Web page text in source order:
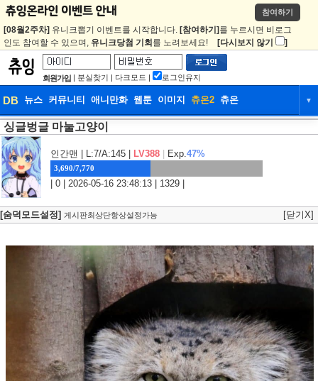
참여하기
[08월2주차] 유니크뽑기 이벤트를 시작합니다. [참여하기] 를 누르시면 비로그
인도 참여할 수 있으며, 유니크당첨 기회 를 노려보세요! [다시보지 않기 ]
회원가입 | 분실찾기 | 다크모드 | 로그인유지
DB 뉴스 커뮤니티 애니만화 웹툰 이미지 츄온2 츄온 ▼
DB
웹툰 이미지 츄온2
싱글벙글 마눌고양이
인간맨 | L:7/A:145 | LV388 Exp.47%
3,690/7,770
| 0 | 2026-05-16 23:48:13 | 1329 |
[숨덕모드설정] 게시판최상단항상설정가능 [닫기X]